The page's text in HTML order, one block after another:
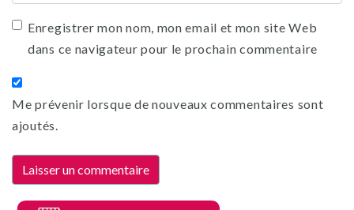
Enregistrer mon nom, mon email et mon site Web
dans ce navigateur pour le prochain commentaire
Me prévenir lorsque de nouveaux commentaires sont
ajoutés.